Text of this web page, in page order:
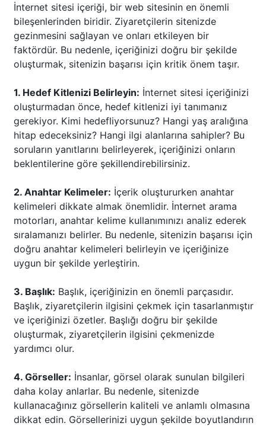
İnternet sitesi içeriği, bir web sitesinin en önemli
bileşenlerinden biridir. Ziyaretçilerin sitenizde
gezinmesini sağlayan ve onları etkileyen bir
faktördür. Bu nedenle, içeriğinizi doğru bir şekilde
oluşturmak, sitenizin başarısı için kritik önem taşır.
1. Hedef Kitlenizi Belirleyin: İnternet sitesi içeriğinizi
oluşturmadan önce, hedef kitlenizi iyi tanımanız
gerekiyor. Kimi hedefliyorsunuz? Hangi yaş aralığına
hitap edeceksiniz? Hangi ilgi alanlarına sahipler? Bu
soruların yanıtlarını belirleyerek, içeriğinizi onların
beklentilerine göre şekillendirebilirsiniz.
2. Anahtar Kelimeler: İçerik oluştururken anahtar
kelimeleri dikkate almak önemlidir. İnternet arama
motorları, anahtar kelime kullanımınızı analiz ederek
sıralamanızı belirler. Bu nedenle, sitenizin başarısı için
doğru anahtar kelimeleri belirleyin ve içeriğinize
uygun bir şekilde yerleştirin.
3. Başlık: Başlık, içeriğinizin en önemli parçasıdır.
Başlık, ziyaretçilerin ilgisini çekmek için tasarlanmıştır
ve içeriğinizi özetler. Başlığı doğru bir şekilde
oluşturmak, ziyaretçilerin ilgisini çekmenizde
yardımcı olur.
4. Görseller: İnsanlar, görsel olarak sunulan bilgileri
daha kolay anlarlar. Bu nedenle, sitenizde
kullanacağınız görsellerin kaliteli ve anlamlı olmasına
dikkat edin. Görsellerinizi uygun şekilde boyutlandırın